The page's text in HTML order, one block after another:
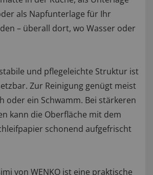
als Napfunterlage für Ihr
– überall dort, wo Wasser oder
und pflegeleichte Struktur ist
Zur Reinigung genügt meist
oder ein Schwamm. Bei stärkeren
kann die Oberfläche mit dem
schonend aufgefrischt
von WENKO ist eine praktische